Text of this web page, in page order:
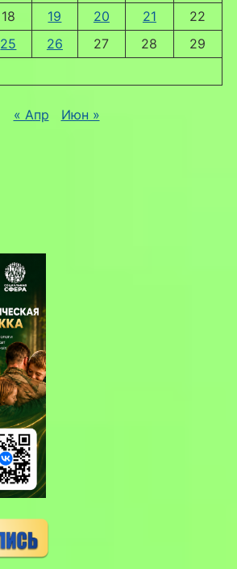
18 19 20 21
22
25 26 27 28
29
« Апр Июн »